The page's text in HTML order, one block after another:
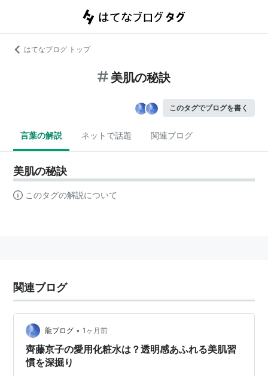
はてなブログ トップ
美肌の秘訣
このタグでブログを書く
言葉の解説 ネットで話題 関連ブログ
美肌の秘訣
このタグの解説について
関連ブログ
龍ブログ • 1ヶ月前
齊藤京子の愛用化粧水は？透明感あふれる美肌習
慣を深掘り